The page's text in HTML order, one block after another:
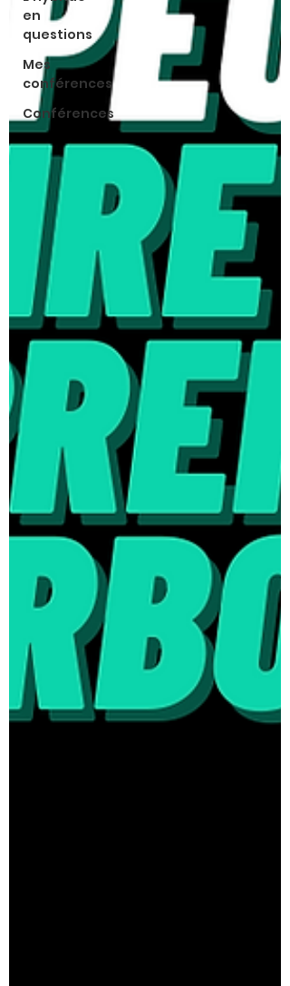
en
questions
Mes
conférences
Conférences